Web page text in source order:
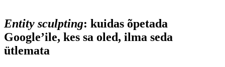
Entity sculpting: kuidas õpetada
Google’ile, kes sa oled, ilma seda
ütlemata